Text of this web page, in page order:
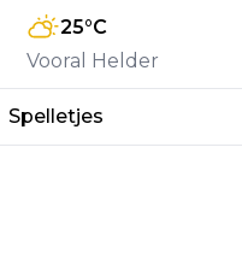
25°C
Vooral Helder
Spelletjes